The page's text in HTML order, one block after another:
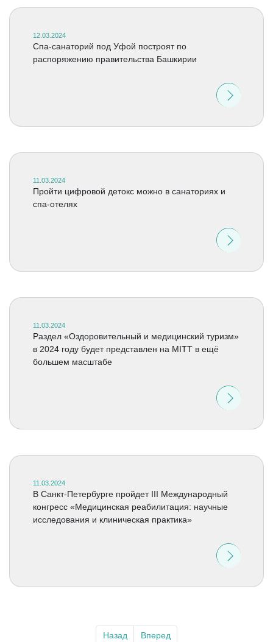
12.03.2024
Спа-санаторий под Уфой построят по
распоряжению правительства Башкирии
11.03.2024
Пройти цифровой детокс можно в санаториях и
спа-отелях
11.03.2024
Раздел «Оздоровительный и медицинский туризм»
в 2024 году будет представлен на MITT в ещё
большем масштабе
11.03.2024
В Санкт-Петербурге пройдет III Международный
конгресс «Медицинская реабилитация: научные
исследования и клиническая практика»
Назад Вперед